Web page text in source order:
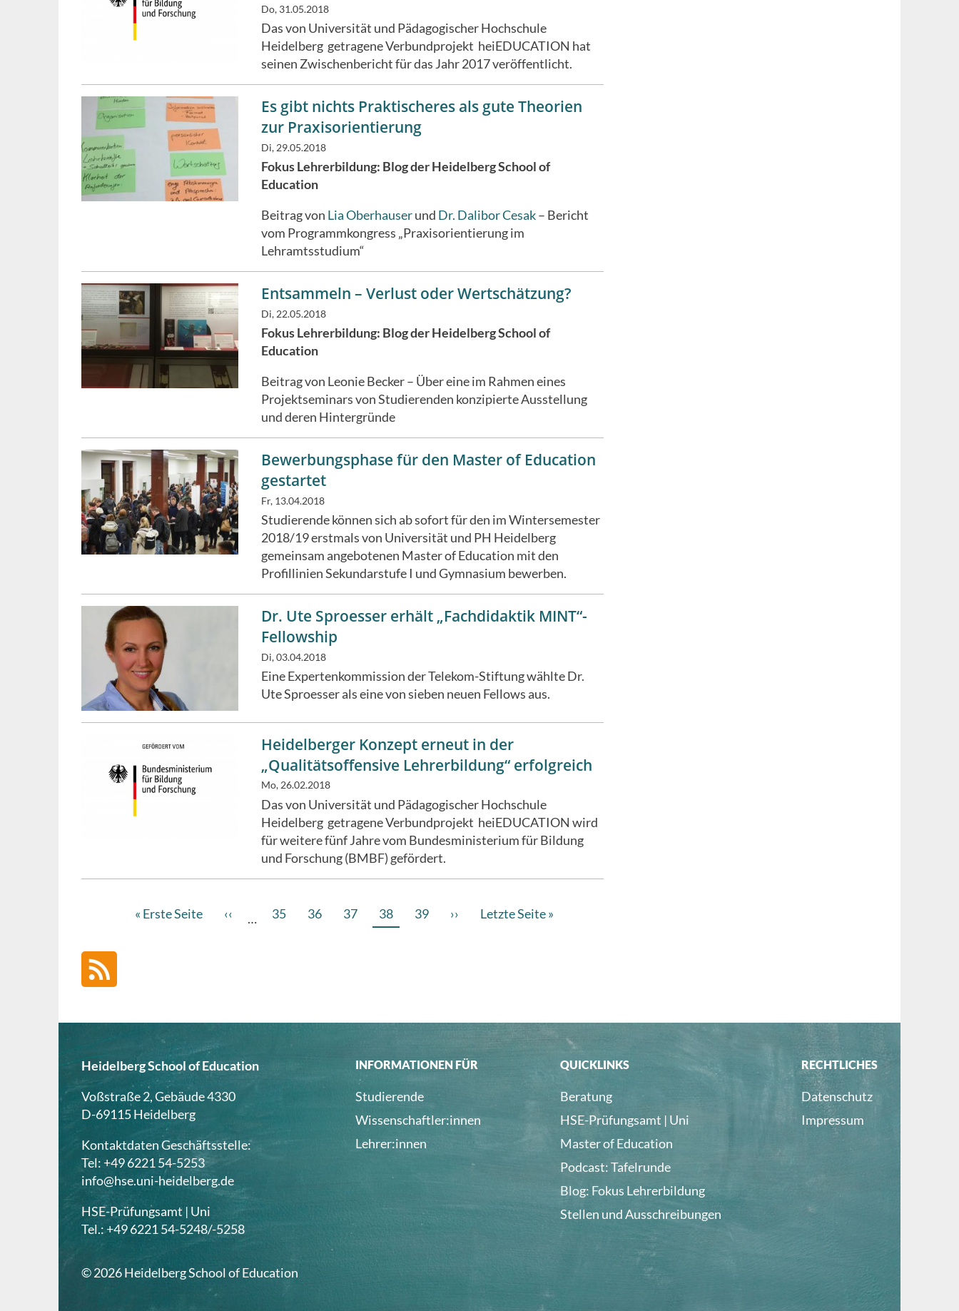
Do, 31.05.2018
Das von Universität und Pädagogischer Hochschule
Heidelberg getragene Verbundprojekt heiEDUCATION hat
seinen Zwischenbericht für das Jahr 2017 veröffentlicht.
Es gibt nichts Praktischeres als gute Theorien
zur Praxisorientierung
Di, 29.05.2018
Fokus Lehrerbildung: Blog der Heidelberg School of
Education
Beitrag von Lia Oberhauserund Dr. Dalibor Cesak– Bericht
vom Programmkongress „Praxisorientierung im
Lehramtsstudium“
Entsammeln – Verlust oder Wertschätzung?
Di, 22.05.2018
Fokus Lehrerbildung: Blog der Heidelberg School of
Education
Beitrag von Leonie Becker– Über eine im Rahmen eines
Projektseminars von Studierenden konzipierte Ausstellung
und deren Hintergründe
Bewerbungsphase für den Master of Education
gestartet
Fr, 13.04.2018
Studierende können sich ab sofort für den im Wintersemester
2018/19 erstmals von Universität und PH Heidelberg
gemeinsam angebotenen Master of Education mit den
Profillinien Sekundarstufe I und Gymnasium bewerben.
Dr. Ute Sproesser erhält „Fachdidaktik MINT“-
Fellowship
Di, 03.04.2018
Eine Expertenkommission der Telekom-Stiftung wählte Dr.
Ute Sproesser als eine von sieben neuen Fellows aus.
Heidelberger Konzept erneut in der
„Qualitätsoffensive Lehrerbildung“ erfolgreich
Mo, 26.02.2018
Das von Universität und Pädagogischer Hochschule
Heidelberg getragene Verbundprojekt heiEDUCATION wird
für weitere fünf Jahre vom Bundesministerium für Bildung
und Forschung (BMBF) gefördert.
Erste
« Erste Seite
Vorherige
‹‹ … Page
35 Page
36 Page
37
Aktuelle
Seite
38 Page
39
Nächste
››
Letzte
Letzte Seite »
Heidelberg School of Education
Voßstraße 2, Gebäude 4330
D-69115 Heidelberg
Kontaktdaten Geschäftsstelle:
Tel: +49 6221 54-5253
info@hse.uni-heidelberg.de
HSE-Prüfungsamt | Uni
Tel.: +49 6221 54-5248/-5258
INFORMATIONEN FÜR
Studierende
Wissenschaftler:innen
Lehrer:innen
QUICKLINKS
Beratung
HSE-Prüfungsamt | Uni
Master of Education
Podcast: Tafelrunde
Blog: Fokus Lehrerbildung
Stellen und Ausschreibungen
RECHTLICHES
Datenschutz
Impressum
© 2026 Heidelberg School of Education